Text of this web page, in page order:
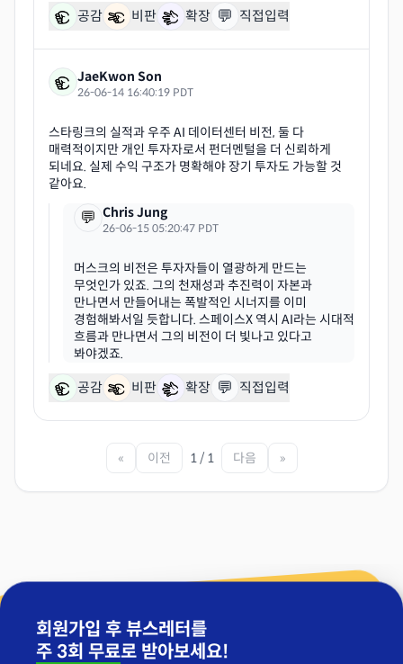
공감 비판 확장 💬 직접입력
JaeKwon Son
26-06-14 16:40:19 PDT
스타링크의 실적과 우주 AI 데이터센터 비전, 둘 다
매력적이지만 개인 투자자로서 펀더멘털을 더 신뢰하게
되네요. 실제 수익 구조가 명확해야 장기 투자도 가능할 것
💬 Chris Jung
26-06-15 05:20:47 PDT
머스크의 비전은 투자자들이 열광하게 만드는
무엇인가 있죠. 그의 천재성과 추진력이 자본과
만나면서 만들어내는 폭발적인 시너지를 이미
경험해봐서일 듯합니다. 스페이스X 역시 AI라는 시대적
흐름과 만나면서 그의 비전이 더 빛나고 있다고
공감 비판 확장 💬 직접입력
« 이전 1 / 1 다음 »
회원가입 후 뷰스레터를
주 3회 무료로 받아보세요!